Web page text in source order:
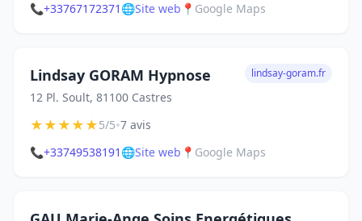
📞+33767172371 🌐Site web 📍 Google Maps
Lindsay GORAM Hypnose
12 Pl. Soult, 81100 Castres
lindsay-goram.fr
★★★★★5/5•7 avis
📞+33749538191 🌐Site web 📍 Google Maps